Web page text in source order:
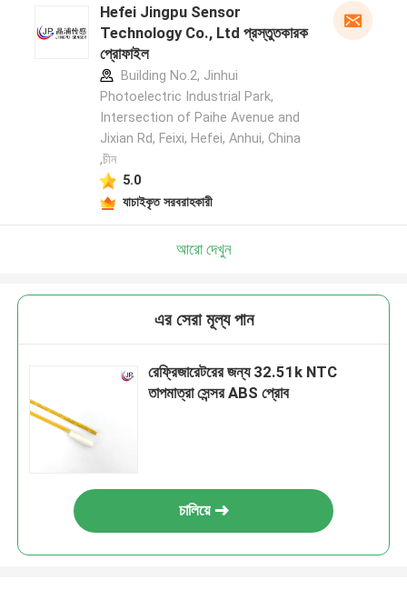
Hefei Jingpu Sensor
Technology Co., Ltd প্রস্তুতকারক
প্রোফাইল
Building No.2, Jinhui
Photoelectric Industrial Park,
Intersection of Paihe Avenue and
Jixian Rd, Feixi, Hefei, Anhui, China
,চীন
5.0
যাচাইকৃত সরবরাহকারী
আরো দেখুন
এর সেরা মূল্য পান
রেফ্রিজারেটরের জন্য 32.51k NTC
তাপমাত্রা সেন্সর ABS প্রোব
চালিয়ে